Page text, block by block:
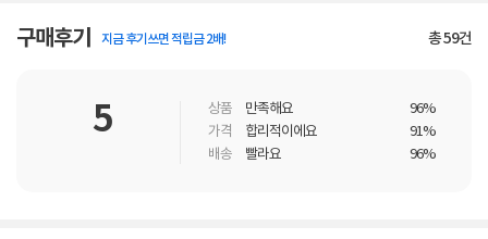
구매후기 지금 후기쓰면 적립금 2배! 총59건
5 상품 만족해요
96%
가격
합리적이에요
91%
배송
빨라요 96%